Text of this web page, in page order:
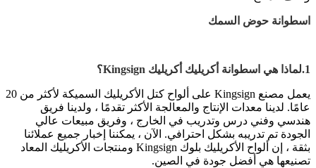
اسطوانة حوض السمك
1.لماذا هي اسطوانة أكريليك أكريليك Kingsign؟
يعمل مصنع Kingsign على ألواح كتل الأكريليك السميكة لأكثر من 20
عامًا. لدينا معدات الإنتاج والمعالجة الأكثر تقدمًا ، ولدينا فريق
هندسي وفني درس وتدريب في الخارج ، وفريق مبيعات عالي
الجودة تم تدريبه بشكل احترافي. الآن ، يمكننا إخبار جميع عملائنا
بثقة ، إن ألواح الأكريليك بلوك Kingsign ومنتجات الأكريليك المعاد
تصنيعها هي أفضل جودة في الصين.